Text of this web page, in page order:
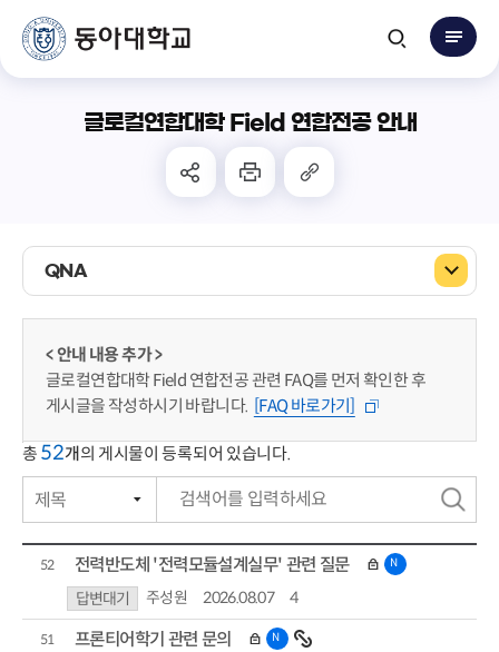
글로컬연합대학 Field 연합전공 안내
QNA
< 안내 내용 추가 >
글로컬연합대학 Field 연합전공 관련 FAQ를 먼저 확인한 후
게시글을 작성하시기 바랍니다. [FAQ 바로가기]
총 52개의 게시물이 등록되어 있습니다.
검
색
번호
제목
상태
작성일자
52 전력반도체 '전력모듈설계실무' 관련 질문 N
답변대기 주성원 2026.08.07 4
51 프론티어학기 관련 문의 N